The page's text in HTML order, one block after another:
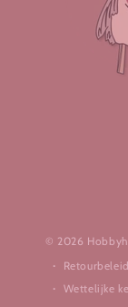
© 2026
Retourbeleid
Wettelijke